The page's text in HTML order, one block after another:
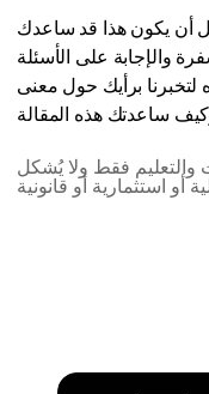
أن يكون هذا قد ساعدك
والإجابة على الأسئلة
لتخبرنا برأيك حول معنى
فقط ولا يُشكل